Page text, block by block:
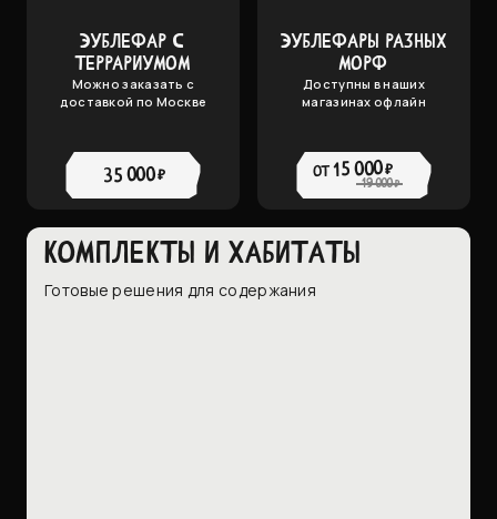
ЭУБЛЕФАР С
ТЕРРАРИУМОМ
Можно заказать с
доставкой по Москве
35 000 ₽
ЭУБЛЕФАРЫ РАЗНЫХ
МОРФ
Доступны в наших
магазинах офлайн
от15 000 ₽
19 000 ₽
КОМПЛЕКТЫ И ХАБИТАТЫ
Готовые решения для содержания